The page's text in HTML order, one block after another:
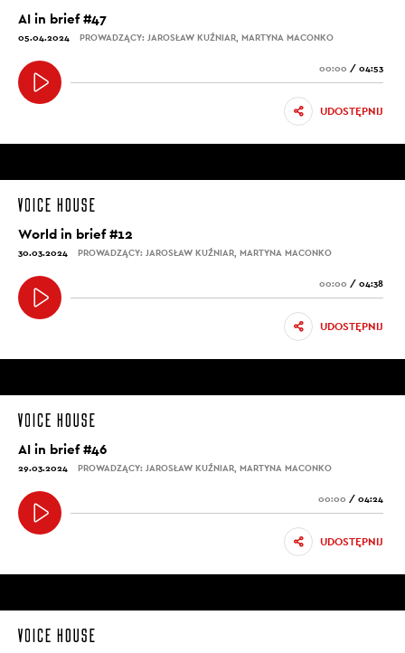
AI in brief #47
05.04.2024 PROWADZĄCY: JAROSŁAW KUŹNIAR, MARTYNA MACONKO
00:00 / 04:53
UDOSTĘPNIJ
World in brief #12
30.03.2024 PROWADZĄCY: JAROSŁAW KUŹNIAR, MARTYNA MACONKO
00:00 / 04:38
UDOSTĘPNIJ
AI in brief #46
29.03.2024 PROWADZĄCY: JAROSŁAW KUŹNIAR, MARTYNA MACONKO
00:00 / 04:24
UDOSTĘPNIJ